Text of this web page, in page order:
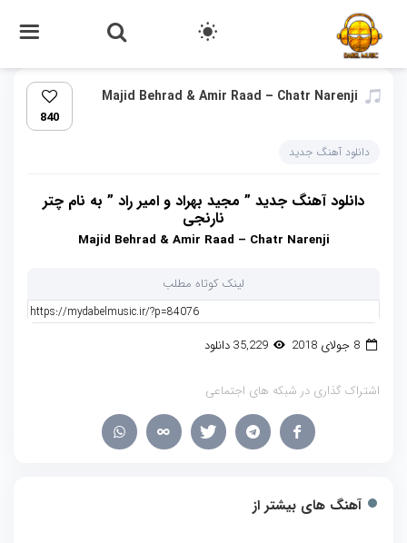
Majid Behrad & Amir Raad – Chatr Narenji‏
840
دانلود آهنگ جدید
دانلود آهنگ جدید ” مجید بهراد و امیر راد ” به نام چتر
نارنجی
Majid Behrad & Amir Raad – Chatr Narenji
لینک کوتاه مطلب
8 جولای 2018 35,229 دانلود
اشتراک گذاری در شبکه های اجتماعی
آهنگ های بیشتر از